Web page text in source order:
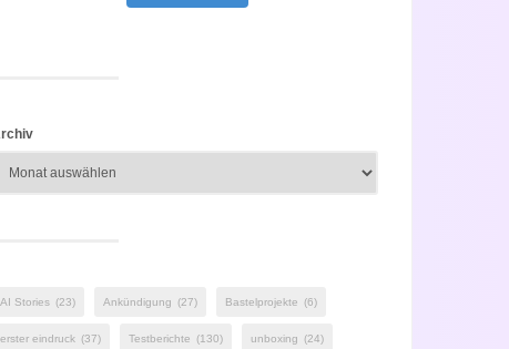
AI Stories (23) Ankündigung (27) Bastelprojekte (6)
erster eindruck (37) Testberichte (130) unboxing (24)